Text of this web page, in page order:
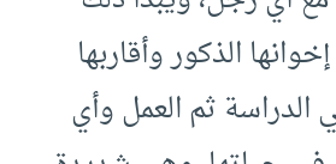
الذكور وأقاربها
الدراسة ثم العمل وأي